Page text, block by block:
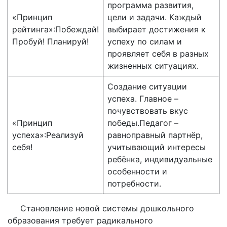
«Принцип
рейтинга»:Побеждай!
Пробуй! Планируй!
программа развития,
цели и задачи. Каждый
выбирает достижения к
успеху по силам и
проявляет себя в разных
жизненных ситуациях.
«Принцип
успеха»:Реализуй
себя!
Создание ситуации
успеха. Главное –
почувствовать вкус
победы.Педагог –
равноправный партнёр,
учитывающий интересы
ребёнка, индивидуальные
особенности и
потребности.
Становление новой системы дошкольного
образования требует радикального